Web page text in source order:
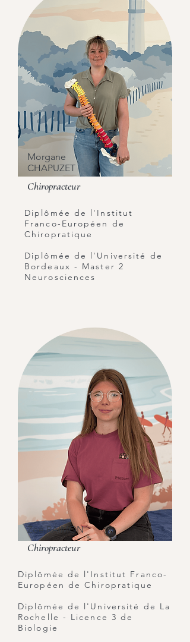
Morgane
CHAPUZET
Chiropracteur
Diplômée de l'Institut
Franco-Européen de
Chiropratique
Diplômée de l'Université de
Bordeaux - Master 2
Neurosciences
Zoé RAIMON
Chiropracteur
Diplômée de l'Institut Franco-
Européen de Chiropratique
Diplômée de l'Université de La
Rochelle - Licence 3 de
Biologie